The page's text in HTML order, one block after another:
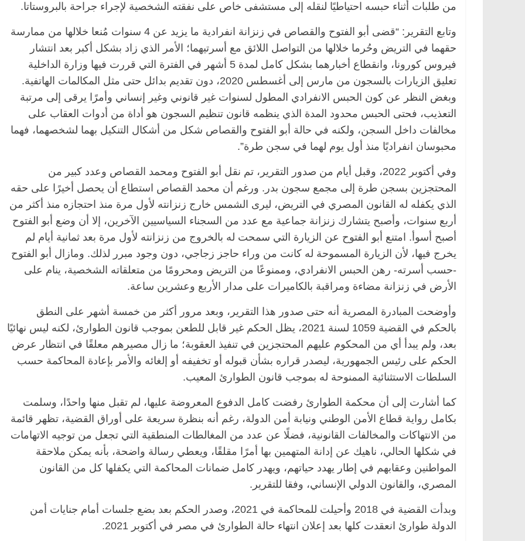
من طلبات أثناء حبسه احتياطيًا لنقله إلى مستشفى خاص على نفقته الشخصية لإجراء جراحة بالبروستاتا.
وتابع التقرير: “قضى أبو الفتوح والقصاص في زنزانة انفرادية ما يزيد عن 4 سنوات مُنعا خلالها من ممارسة
حقهما في التريض وحُرما خلالها من التواصل اللائق مع أسرتيهما؛ الأمر الذي زاد بشكل أكبر بعد انتشار
فيروس كورونا، وانقطاع أخبارهما بشكل كامل لمدة 5 أشهر في الفترة التي قررت فيها وزارة الداخلية
تعليق الزيارات بالسجون من مارس إلى أغسطس 2020، دون تقديم بدائل حتى مثل المكالمات الهاتفية.
وبغض النظر عن كون الحبس الانفرادي المطول لسنوات غير قانوني وغير إنساني وأمرًا يرقى إلى مرتبة
التعذيب، فحتى الحبس محدود المدة الذي ينظمه قانون تنظيم السجون هو أداة من أدوات العقاب على
مخالفات داخل السجن، ولكنه في حالة أبو الفتوح والقصاص شكل من أشكال التنكيل بهما لشخصهما، فهما
محبوسان انفراديًا منذ أول يوم لهما في سجن طرة”.
وفي أكتوبر 2022، وقبل أيام من صدور التقرير، تم نقل أبو الفتوح ومحمد القصاص وعدد كبير من
المحتجزين بسجن طرة إلى مجمع سجون بدر. ورغم أن محمد القصاص استطاع أن يحصل أخيرًا على حقه
الذي يكفله له القانون المصري في التريض، ليرى الشمس خارج زنزانته لأول مرة منذ احتجازه منذ أكثر من
أربع سنوات، وأصبح يتشارك زنزانة جماعية مع عدد من السجناء السياسيين الآخرين، إلا أن وضع أبو الفتوح
أصبح أسوأ. امتنع أبو الفتوح عن الزيارة التي سمحت له بالخروج من زنزانته لأول مرة بعد ثمانية أيام لم
يخرج فيها، لأن الزيارة المسموحة له كانت من وراء حاجز زجاجي، دون وجود مبرر لذلك. ومازال أبو الفتوح
-حسب أسرته- رهن الحبس الانفرادي، وممنوعًا من التريض ومحرومًا من متعلقاته الشخصية، ينام على
الأرض في زنزانة مضاءة ومراقبة بالكاميرات على مدار الأربع وعشرين ساعة.
وأوضحت المبادرة المصرية أنه حتى صدور هذا التقرير، وبعد مرور أكثر من خمسة أشهر على النطق
بالحكم في القضية 1059 لسنة 2021، يظل الحكم غير قابل للطعن بموجب قانون الطوارئ، لكنه ليس نهائيًا
بعد، ولم يبدأ أي من المحكوم عليهم المحتجزين في تنفيذ العقوبة؛ ما زال مصيرهم معلقًا في انتظار عرض
الحكم على رئيس الجمهورية، ليصدر قراره بشأن قبوله أو تخفيفه أو إلغائه والأمر بإعادة المحاكمة حسب
السلطات الاستثنائية الممنوحة له بموجب قانون الطوارئ المعيب.
كما أشارت إلى أن محكمة الطوارئ رفضت كامل الدفوع المعروضة عليها، لم تقبل منها واحدًا، وسلمت
بكامل رواية قطاع الأمن الوطني ونيابة أمن الدولة، رغم أنه بنظرة سريعة على أوراق القضية، تظهر قائمة
من الانتهاكات والمخالفات القانونية، فضلًا عن عدد من المغالطات المنطقية التي تجعل من توجيه الاتهامات
في شكلها الحالي، ناهيك عن إدانة المتهمين بها أمرًا مقلقًا، ويعطي رسالة واضحة، بأنه يمكن ملاحقة
المواطنين وعقابهم في إطار يهدد حياتهم، ويهدر كامل ضمانات المحاكمة التي يكفلها كل من القانون
المصري، والقانون الدولي الإنساني، وفقا للتقرير.
وبدأت القضية في 2018 وأحيلت للمحاكمة في 2021، وصدر الحكم بعد بضع جلسات أمام جنايات أمن
الدولة طوارئ انعقدت كلها بعد إعلان انتهاء حالة الطوارئ في مصر في أكتوبر 2021.